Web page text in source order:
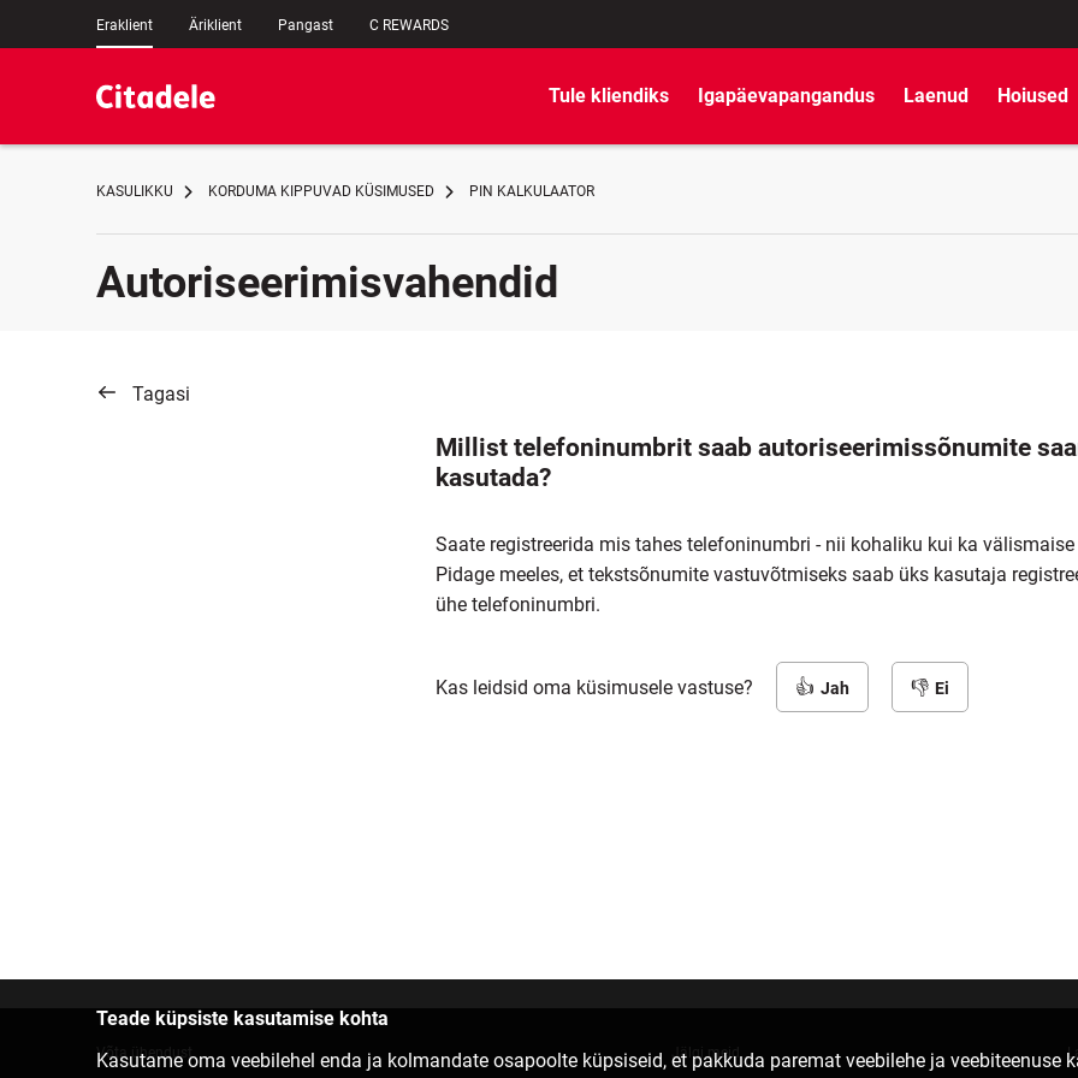
Eraklient Äriklient Pangast C REWARDS
Tule kliendiks Igapäevapangandus Laenud Hoiused
KASULIKKU KORDUMA KIPPUVAD KÜSIMUSED PIN KALKULAATOR
Autoriseerimisvahendid
Tagasi
Millist telefoninumbrit saab autoriseerimissõnumite
kasutada?
Saate registreerida mis tahes telefoninumbri - nii kohaliku kui ka
Pidage meeles, et tekstsõnumite vastuvõtmiseks saab üks kasutaja
ühe telefoninumbri.
Kas leidsid oma küsimusele vastuse? Jah Ei
Teade küpsiste kasutamise kohta
Kasutame oma veebilehel enda ja kolmandate osapoolte küpsiseid, et pakkuda paremat veebilehe ja veebiteenuse
Võta ühendust Jälgi meid